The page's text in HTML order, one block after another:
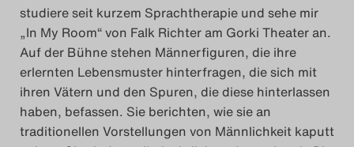
2023
Das Theatertreffen-Blog
2024
studiere seit kurzem Sprachtherapie und sehe mir
„In My Room“ von Falk Richter am Gorki Theater an.
Auf der Bühne stehen Männerfiguren, die ihre
erlernten Lebensmuster hinterfragen, die sich mit
ihren Vätern und den Spuren, die diese hinterlassen
haben, befassen. Sie berichten, wie sie an
traditionellen Vorstellungen von Männlichkeit kaputt